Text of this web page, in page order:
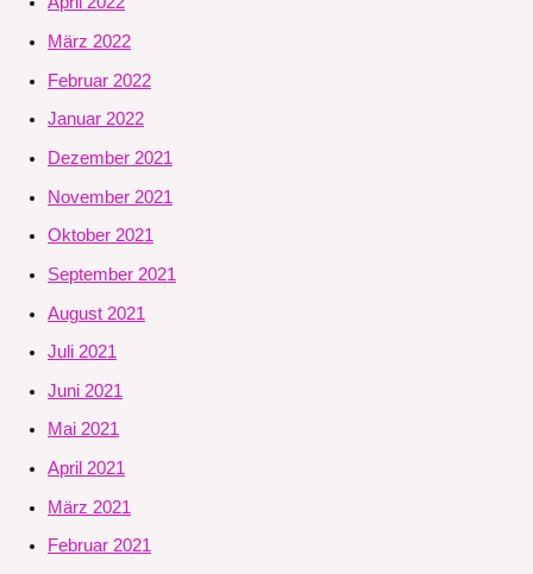
März 2022
Februar 2022
Januar 2022
Dezember 2021
November 2021
Oktober 2021
September 2021
August 2021
Juli 2021
Juni 2021
Mai 2021
April 2021
März 2021
Februar 2021